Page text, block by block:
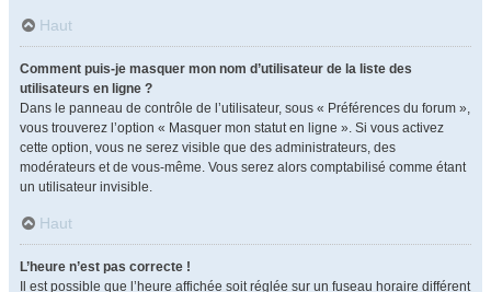
Haut
Comment puis-je masquer mon nom d’utilisateur de la liste des
utilisateurs en ligne ?
Dans le panneau de contrôle de l’utilisateur, sous « Préférences du forum »,
vous trouverez l’option « Masquer mon statut en ligne ». Si vous activez
cette option, vous ne serez visible que des administrateurs, des
modérateurs et de vous-même. Vous serez alors comptabilisé comme étant
un utilisateur invisible.
Haut
L’heure n’est pas correcte !
Il est possible que l’heure affichée soit réglée sur un fuseau horaire différent